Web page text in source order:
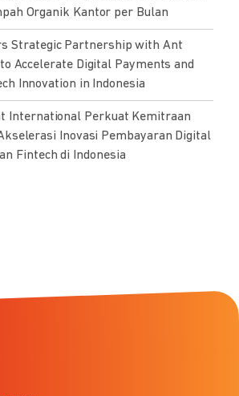
Organik Kantor per Bulan
Strategic Partnership with Ant
Accelerate Digital Payments and
Innovation in Indonesia
International Perkuat Kemitraan
Inovasi Pembayaran Digital
Fintech di Indonesia